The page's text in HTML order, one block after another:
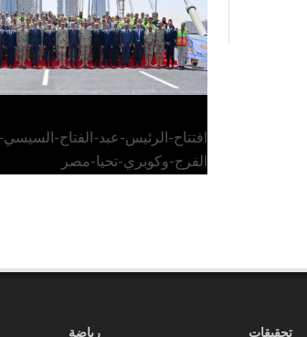
افتتاح-الرئيس-عبد-الفتاح-
الفرج-وكوبري-تحيا-مصر